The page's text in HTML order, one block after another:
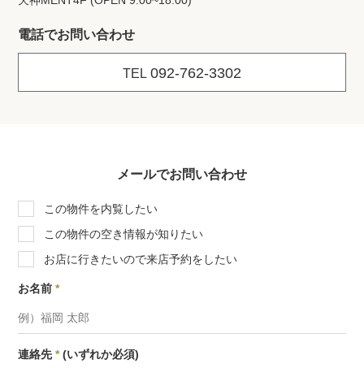
電話でお問い合わせ
TEL 092-762-3302
メールでお問い合わせ
この物件を内覧したい
この物件の空き情報が知りたい
お店に行きたいので来店予約をしたい
お名前*
連絡先* (いずれか必須)